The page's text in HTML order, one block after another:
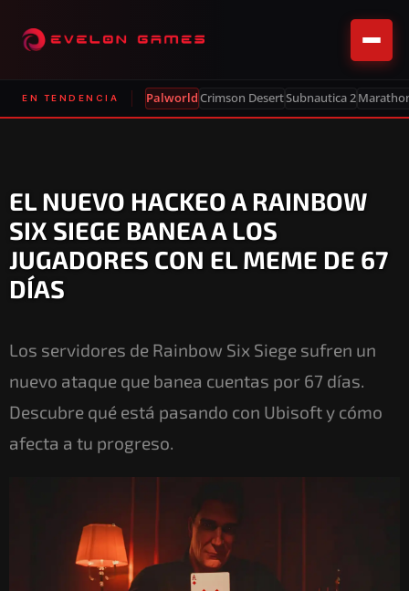
EN TENDENCIA PalworldCrimson DesertSubnautica 2
EL NUEVO HACKEO A RAINBOW
SIX SIEGE BANEA A LOS
JUGADORES CON EL MEME DE 67
DÍAS
Los servidores de Rainbow Six Siege sufren un
nuevo ataque que banea cuentas por 67 días.
Descubre qué está pasando con Ubisoft y cómo
afecta a tu progreso.